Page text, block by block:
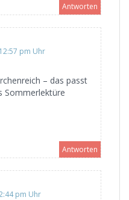
Antworten
pm Uhr
– das passt
Sommerlektüre
Antworten
pm Uhr